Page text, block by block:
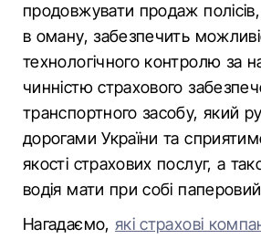
продовжувати продаж
в оману, забезпечить
технологічного контролю за
чинністю страхового
транспортного засобу, який
дорогами України та
якості страхових послуг, а
водія мати при собі
Нагадаємо, які страхові